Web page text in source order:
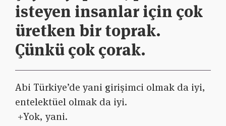
isteyen insanlar için çok
üretken bir toprak.
Çünkü çok çorak.
Abi Türkiye’de yani girişimci olmak da iyi,
entelektüel olmak da iyi.
+Yok, yani.